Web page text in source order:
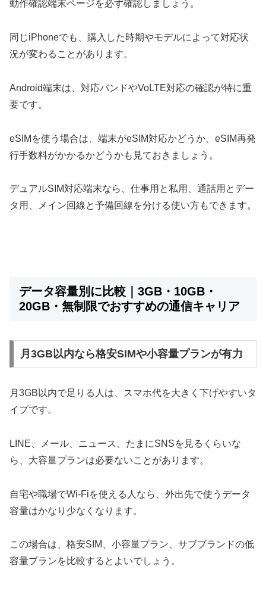
動作確認端末ページを必ず確認しましょう。
同じiPhoneでも、購入した時期やモデルによって対応状
況が変わることがあります。
Android端末は、対応バンドやVoLTE対応の確認が特に重
要です。
eSIMを使う場合は、端末がeSIM対応かどうか、eSIM再発
行手数料がかかるかどうかも見ておきましょう。
デュアルSIM対応端末なら、仕事用と私用、通話用とデー
タ用、メイン回線と予備回線を分ける使い方もできます。
データ容量別に比較｜3GB・10GB・
20GB・無制限でおすすめの通信キャリア
月3GB以内なら格安SIMや小容量プランが有力
月3GB以内で足りる人は、スマホ代を大きく下げやすいタ
イプです。
LINE、メール、ニュース、たまにSNSを見るくらいな
ら、大容量プランは必要ないことがあります。
自宅や職場でWi-Fiを使える人なら、外出先で使うデータ
容量はかなり少なくなります。
この場合は、格安SIM、小容量プラン、サブブランドの低
容量プランを比較するとよいでしょう。